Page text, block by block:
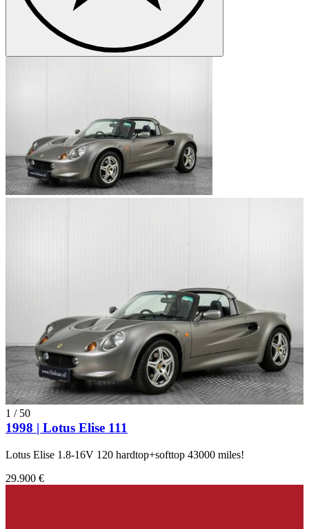
1 / 50
1998 | Lotus Elise 111
Lotus Elise 1.8-16V 120 hardtop+softtop 43000 miles!
29.900 €